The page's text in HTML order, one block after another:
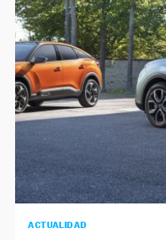
NEWSLETTER
SÍGUENOS
ACTUALIDAD